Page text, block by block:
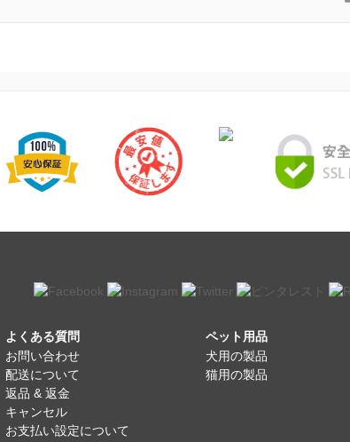
よくある質問
お問い合わせ
配送について
返品 & 返金
キャンセル
お支払い設定について
ペット用品
犬用の製品
猫用の製品